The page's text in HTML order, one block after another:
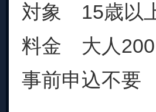
対象 15歳以
料金 大人200
事前申込不要